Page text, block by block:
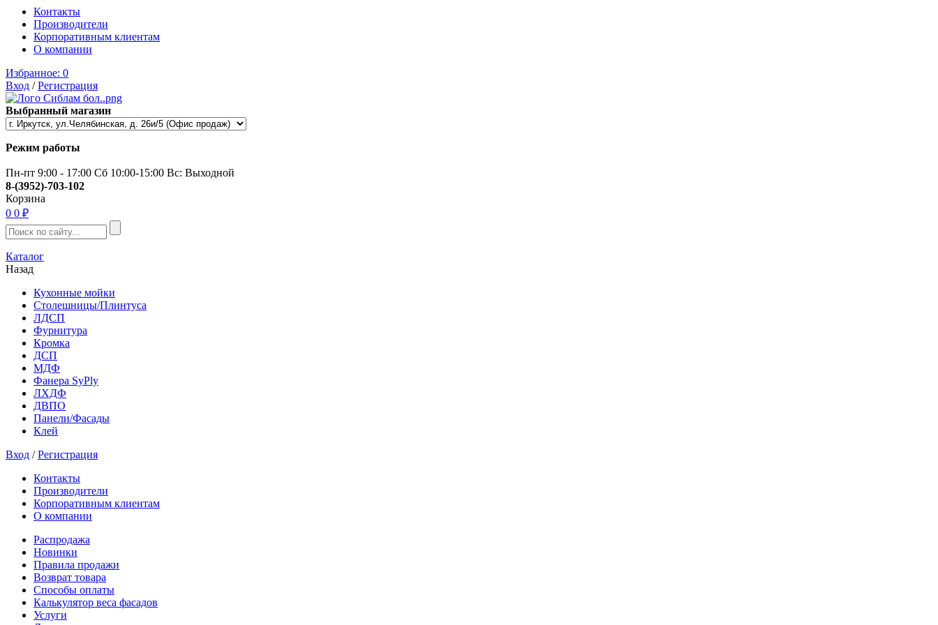
Контакты
Производители
Корпоративным клиентам
О компании
Избранное: 0
Вход /Регистрация
Выбранный магазин
Режим работы
Пн-пт 9:00 - 17:00 Сб 10:00-15:00 Вс: Выходной
8-(3952)-703-102
Корзина
0 0 ₽
Каталог
Назад
Кухонные мойки
Столешницы/Плинтуса
ЛДСП
Фурнитура
Кромка
ДСП
МДФ
Фанера SyPly
ЛХДФ
ДВПО
Панели/Фасады
Клей
Вход /Регистрация
Контакты
Производители
Корпоративным клиентам
О компании
Распродажа
Новинки
Правила продажи
Возврат товара
Способы оплаты
Калькулятор веса фасадов
Услуги